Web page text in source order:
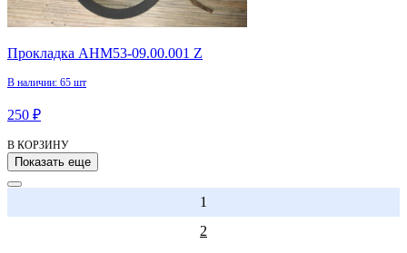
Прокладка АНМ53-09.00.001 Z
В наличии: 65 шт
250 ₽
В КОРЗИНУ
Показать еще
1
2